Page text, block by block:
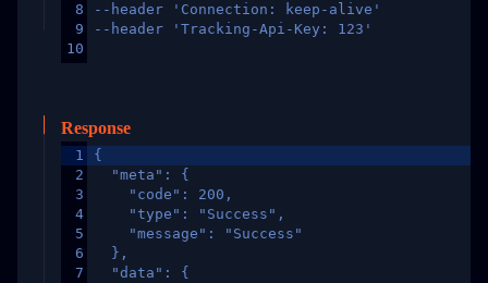
8
9
10
--header 'Connection: keep-alive'
--header 'Tracking-Api-Key: 123'
Response
1
2
3
4
5
6
7
{
  "meta": {
    "code": 200,
    "type": "Success",
    "message": "Success"
  },
  "data": {